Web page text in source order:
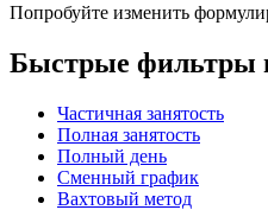
Попробуйте изменить
Быстрые фильтры
Частичная занятость
Полная занятость
Полный день
Сменный график
Вахтовый метод